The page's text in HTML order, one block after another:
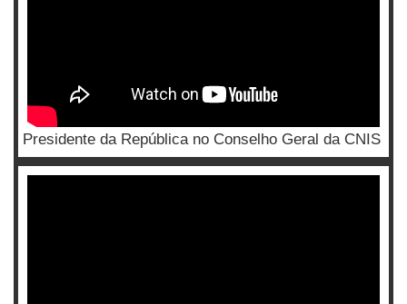
Presidente da República no Conselho Geral da CNIS